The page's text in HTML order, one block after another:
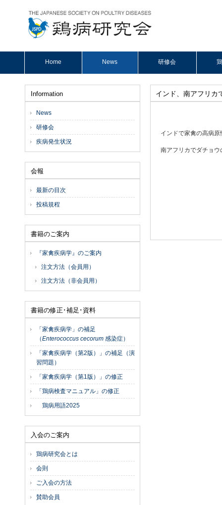
Home News 研修会
インド、南アフリカ
インドで家禽の高病
南アフリカでダチョ
Information
News
研修会
疾病発生状況
会報
最新の目次
投稿規程
書籍のご案内
『家禽疾病学』のご案内
注文方法（会員用）
注文方法（非会員用）
書籍の修正･補足･資料
「家禽疾病学」の補足
（Enterococcus cecorum 感染症）
「家禽疾病学（第2版）」の補足（演
習問題）
「家禽疾病学（第1版）」の修正
「鶏病検査マニュアル」の修正
鶏病用語2025
入会のご案内
鶏病研究会とは
会則
ご入会の方法
賛助会員